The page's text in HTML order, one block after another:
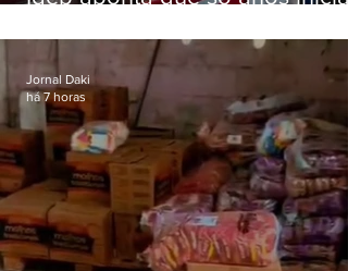
educação
Jornal Daki
há 7 horas